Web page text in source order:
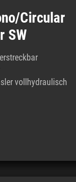
Circular
SW
vollhydraulisch